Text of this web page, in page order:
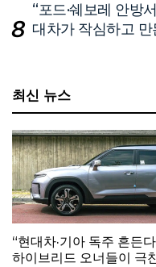
“포드·쉐보레 안방
대차가 작심하고 만
최신 뉴스
“현대차·기아 독주 흔든
하이브리드 오너들이 극